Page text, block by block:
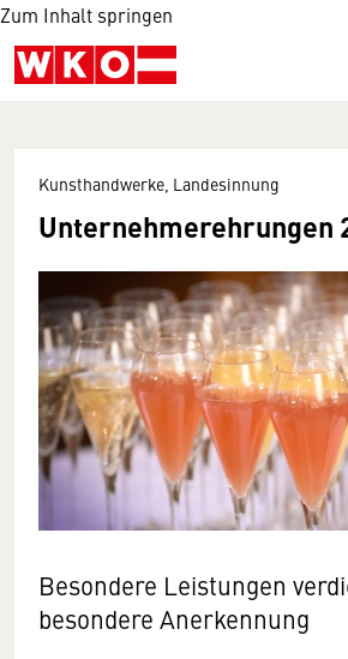
Zum Inhalt springen
Kunsthandwerke, Landesinnung
Unternehmerehrungen
Besondere Leistungen
besondere Anerkennung